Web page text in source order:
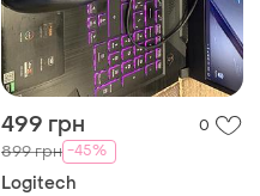
499 грн 0
899 грн -45%
Logitech